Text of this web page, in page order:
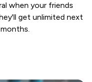
when your friends
get unlimited next